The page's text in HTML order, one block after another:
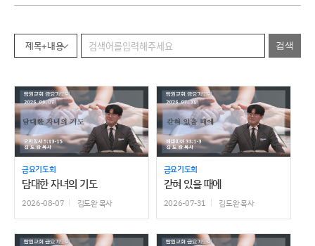
제목+내용
금요기도회
담대한 자녀의 기도
2026-08-07 김도완 목사
금요기도회
갇혀 있을 때에
2026-07-31 김도완 목사